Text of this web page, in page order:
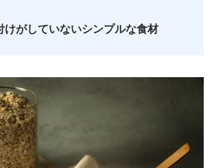
けがしていないシンプルな食材